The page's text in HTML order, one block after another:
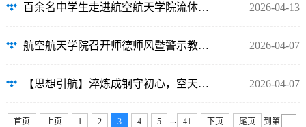
百余名中学生走进航空航天学院流体力学实验室，开启“未来科学家”研学之旅 2026-04-13
航空航天学院召开师德师风暨警示教育专题大会 2026-04-07
【思想引航】淬炼成钢守初心，空天逐梦担使命，航空航天学院开展联合主题党日活动 2026-04-07
首页 上页 1 2 3 4 5 ... 41 下页 尾页 到第